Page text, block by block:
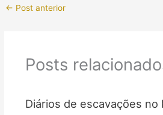
← Post anterior
Posts
Diários de escavações no